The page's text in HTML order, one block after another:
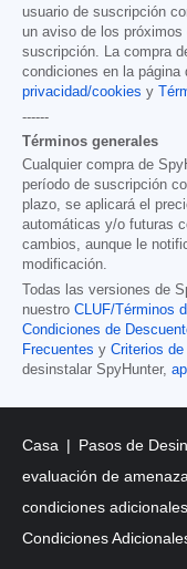
usuario de suscripción
un aviso de los
suscripción. La compra
condiciones en la página
privacidad/cookies y
------
Términos generales
Cualquier compra de
período de suscripción
plazo, se aplicará el
automáticas y/o futuras
cambios, aunque le
modificación.
Todas las versiones de
nuestro CLUF/Términos
Condiciones de
Frecuentes y Criterios
desinstalar SpyHunter,
Casa Pasos de
evaluación de
condiciones
Condiciones